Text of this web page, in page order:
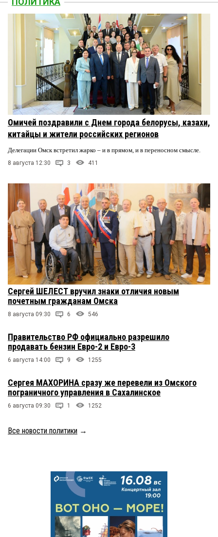
Омичей поздравили с Днем города белорусы, казахи,
китайцы и жители российских регионов
Делегации Омск встретил жарко – и в прямом, и в переносном смысле.
8 августа 12:30 3 411
Сергей ШЕЛЕСТ вручил знаки отличия новым
почетным гражданам Омска
8 августа 09:30 6 546
Правительство РФ официально разрешило
продавать бензин Евро-2 и Евро-3
6 августа 14:00 9 1255
Сергея МАХОРИНА сразу же перевели из Омского
пограничного управления в Сахалинское
6 августа 09:30 1 1252
Все новости политики →